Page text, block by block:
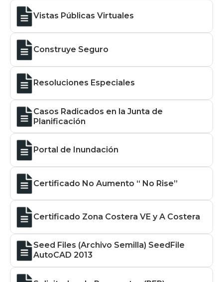
Vistas Públicas Virtuales
Construye Seguro
Resoluciones Especiales
Casos Radicados en la Junta de
Planificación
Portal de Inundación
Certificado No Aumento “ No Rise”
Certificado Zona Costera VE y A Costera
Seed Files (Archivo Semilla) SeedFile
AutoCAD 2013